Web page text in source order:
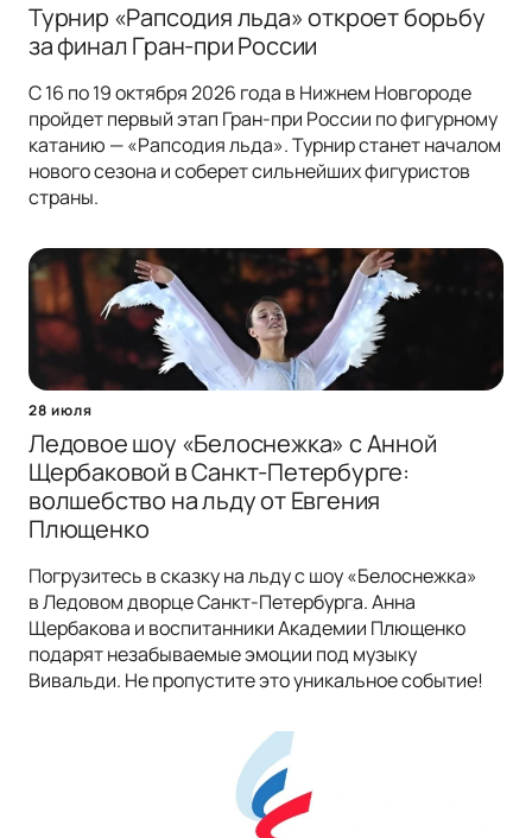
Турнир «Рапсодия льда» откроет борьбу
за финал Гран-при России
С 16 по 19 октября 2026 года в Нижнем Новгороде
пройдет первый этап Гран-при России по фигурному
катанию — «Рапсодия льда». Турнир станет началом
нового сезона и соберет сильнейших фигуристов
страны.
28 июля
Ледовое шоу «Белоснежка» с Анной
Щербаковой в Санкт-Петербурге:
волшебство на льду от Евгения
Плющенко
Погрузитесь в сказку на льду с шоу «Белоснежка»
в Ледовом дворце Санкт-Петербурга. Анна
Щербакова и воспитанники Академии Плющенко
подарят незабываемые эмоции под музыку
Вивальди. Не пропустите это уникальное событие!